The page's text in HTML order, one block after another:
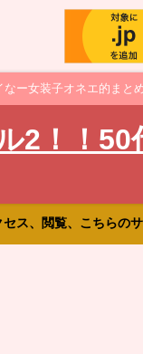
ー女装子オネエ的ま
2！！
ス、閲覧、こちらの